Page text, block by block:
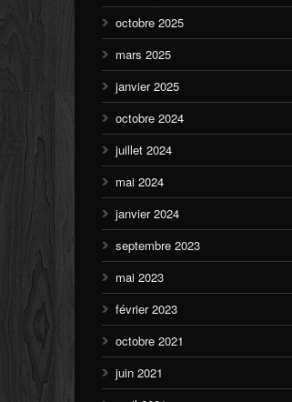
octobre 2025
mars 2025
janvier 2025
octobre 2024
juillet 2024
mai 2024
janvier 2024
septembre 2023
mai 2023
février 2023
octobre 2021
juin 2021